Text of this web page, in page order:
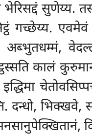
भेरिसद्दं सुणेय्य.
गच्छेय्य.
कालं
दन्धो,